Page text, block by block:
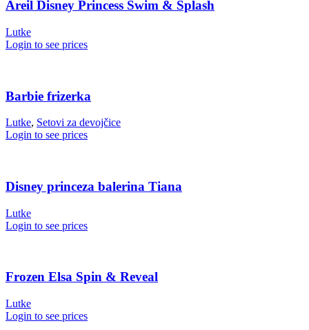
Areil Disney Princess Swim & Splash
Lutke
Login to see prices
Barbie frizerka
Lutke, Setovi za devojčice
Login to see prices
Disney princeza balerina Tiana
Lutke
Login to see prices
Frozen Elsa Spin & Reveal
Lutke
Login to see prices